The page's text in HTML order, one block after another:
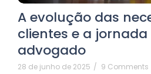
A evolução das
clientes e a
advogado
28 de junho de 2025 / 9 Comments